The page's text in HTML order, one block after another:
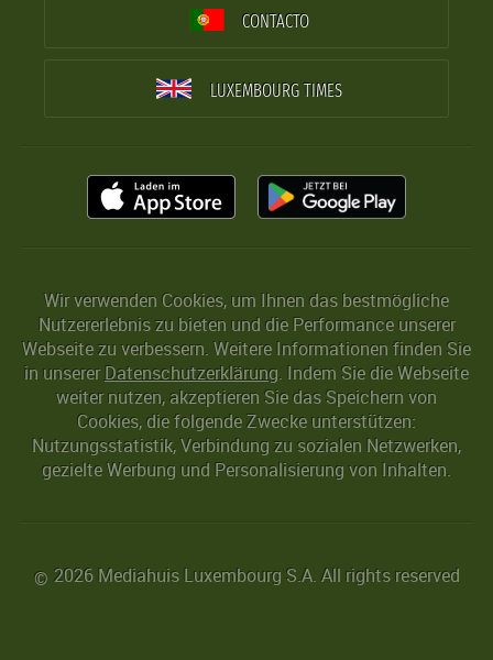
CONTACTO
LUXEMBOURG TIMES
Wir verwenden Cookies, um Ihnen das bestmögliche
Nutzererlebnis zu bieten und die Performance unserer
Webseite zu verbessern. Weitere Informationen finden Sie
in unserer Datenschutzerklärung. Indem Sie die Webseite
weiter nutzen, akzeptieren Sie das Speichern von
Cookies, die folgende Zwecke unterstützen:
Nutzungsstatistik, Verbindung zu sozialen Netzwerken,
gezielte Werbung und Personalisierung von Inhalten.
© 2026 Mediahuis Luxembourg S.A. All rights reserved